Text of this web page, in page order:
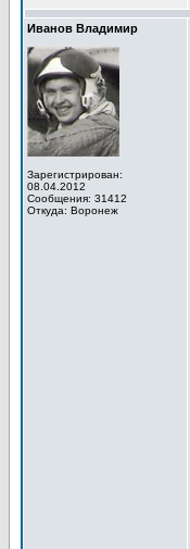
Иванов Владимир
Зарегистрирован:
08.04.2012
Сообщения: 31412
Откуда: Воронеж